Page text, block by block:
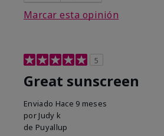
Marcar esta opinión
5
Great sunscreen
Enviado Hace 9 meses
por Judy k
de Puyallup